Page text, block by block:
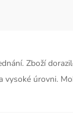
Zboží
vysoké úrovni.